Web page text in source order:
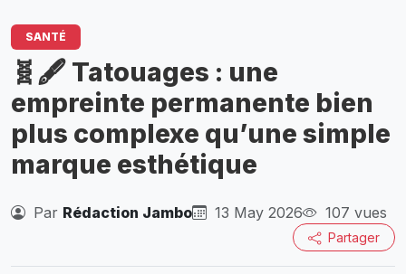
SANTÉ
🧬🖋️ Tatouages : une
empreinte permanente bien
plus complexe qu’une simple
marque esthétique
Par Rédaction Jambo 13 May 2026 107 vues
Partager